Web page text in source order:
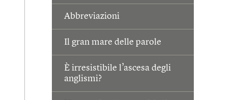
Abbreviazioni
Il gran mare delle parole
È irresistibile l’ascesa degli
anglismi?